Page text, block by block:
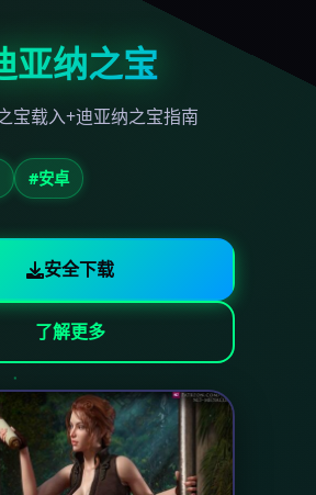
亚纳之宝
宝载入+迪亚纳之宝指南
#安卓
安全下载
了解更多